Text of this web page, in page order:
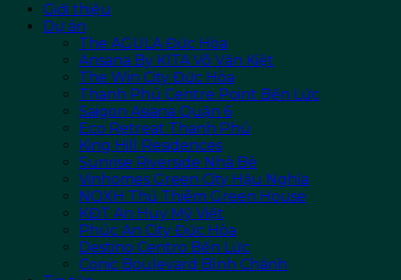
Giới thiệu
Dự án
The AGULA Đức Hòa
Ansana By KITA Võ Văn Kiệt
The Win City Đức Hòa
Thanh Phú Centre Point Bến Lức
Saigon Asiana Quận 6
Eco Retreat Thanh Phú
King Hill Residences
Sunrise Riverside Nhà Bè
Vinhomes Green City Hậu Nghĩa
NOXH Thủ Thiêm Green House
KĐT An Huy Mỹ Việt
Phúc An City Đức Hòa
Destino Centro Bến Lức
Conic Boulevard Bình Chánh